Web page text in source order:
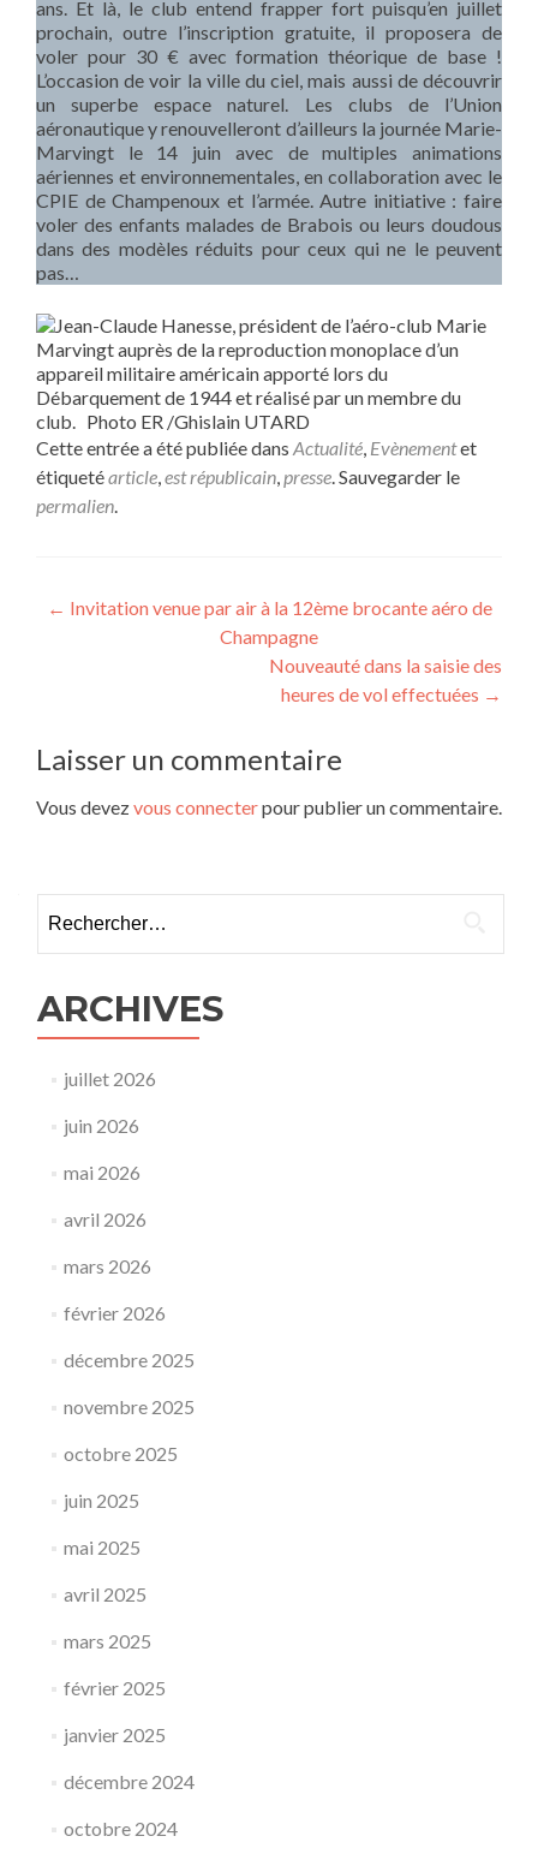
ans. Et là, le club entend frapper fort puisqu’en juillet
prochain, outre l’inscription gratuite, il proposera de
voler pour 30 € avec formation théorique de base !
L’occasion de voir la ville du ciel, mais aussi de découvrir
un superbe espace naturel. Les clubs de l’Union
aéronautique y renouvelleront d’ailleurs la journée Marie-
Marvingt le 14 juin avec de multiples animations
aériennes et environnementales, en collaboration avec le
CPIE de Champenoux et l’armée. Autre initiative : faire
voler des enfants malades de Brabois ou leurs doudous
dans des modèles réduits pour ceux qui ne le peuvent
pas…
Cette entrée a été publiée dans Actualité, Evènementet
étiquetéarticle,est républicain,presse. Sauvegarder le
permalien.
Navigation
← Invitation venue par air à la 12ème brocante aéro de
Champagne
Nouveauté dans la saisie des
heures de vol effectuées →
Laisser un commentaire
Vous devezvous connecterpour publier un commentaire.
ARCHIVES
juillet 2026
juin 2026
mai 2026
avril 2026
mars 2026
février 2026
décembre 2025
novembre 2025
octobre 2025
juin 2025
mai 2025
avril 2025
mars 2025
février 2025
janvier 2025
décembre 2024
octobre 2024